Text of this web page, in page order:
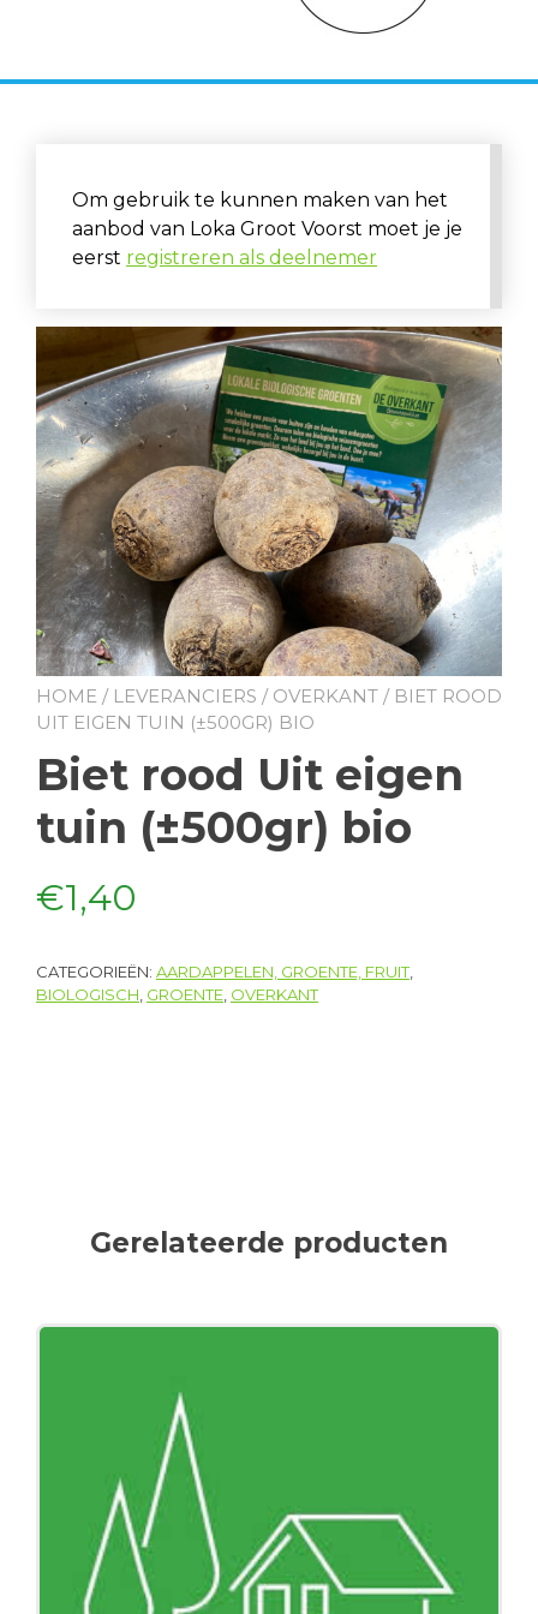
Om gebruik te kunnen maken van het
aanbod van Loka Groot Voorst moet je je
eerst registreren als deelnemer
HOME / LEVERANCIERS / OVERKANT / BIET ROOD
UIT EIGEN TUIN (±500GR) BIO
Biet rood Uit eigen
tuin (±500gr) bio
€1,40
CATEGORIEËN: AARDAPPELEN, GROENTE, FRUIT,
BIOLOGISCH, GROENTE, OVERKANT
Gerelateerde producten